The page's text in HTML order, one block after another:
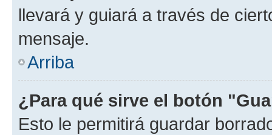
llevará y guiará a través de
mensaje.
Arriba
¿Para qué sirve el botón
Esto le permitirá guardar